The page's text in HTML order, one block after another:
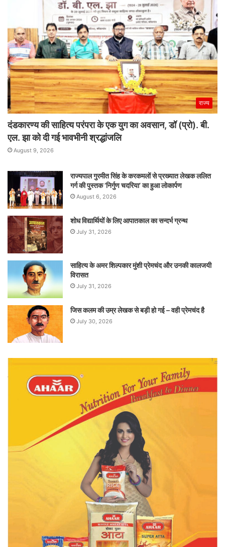
राज्य
दंडकारण्य की साहित्य परंपरा के एक युग का अवसान, डॉ (प्रो). बी.
एल. झा को दी गई भावभीनी श्रद्धांजलि
August 9, 2026
राज्यपाल गुरमीत सिंह के करकमलों से प्रख्यात लेखक ललित
गर्ग की पुस्तक ‘निर्गुण चदरिया’ का हुआ लोकार्पण
August 6, 2026
शोध विद्यार्थियों के लिए आपातकाल का सन्दर्भ ग्रन्थ
July 31, 2026
साहित्य के अमर शिल्पकार मुंशी प्रेमचंद और उनकी कालजयी
विरासत
July 31, 2026
जिस कलम की उम्र लेखक से बड़ी हो गई – वही प्रेमचंद है
July 30, 2026